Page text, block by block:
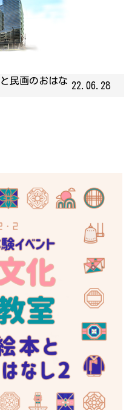
民画のおはな 22.06.28